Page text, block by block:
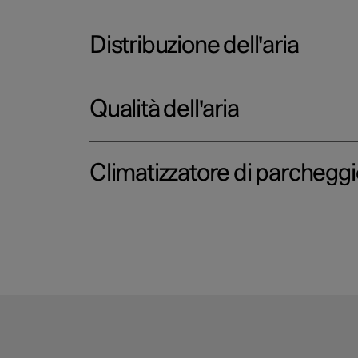
Distribuzione dell'aria
Qualità dell'aria
Climatizzatore di